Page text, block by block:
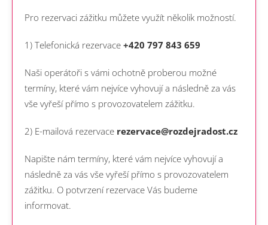
Pro rezervaci zážitku můžete využít několik možností.
1) Telefonická rezervace +420 797 843 659
Naši operátoři s vámi ochotně proberou možné
termíny, které vám nejvíce vyhovují a následně za vás
vše vyřeší přímo s provozovatelem zážitku.
2) E-mailová rezervace rezervace@rozdejradost.cz
Napište nám termíny, které vám nejvíce vyhovují a
následně za vás vše vyřeší přímo s provozovatelem
zážitku. O potvrzení rezervace Vás budeme
informovat.